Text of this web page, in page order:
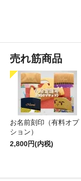
売れ筋商品
お名前刻印（有料オプ
ション）
2,800円(内税)